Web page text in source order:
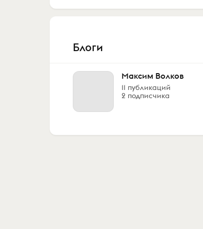
Блоги
Максим Волков
11 публикаций
2 подписчика